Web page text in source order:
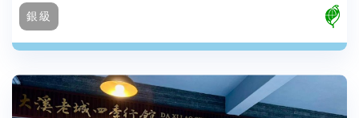
銀級